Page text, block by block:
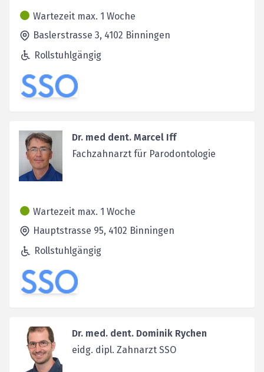
Wartezeit max. 1 Woche
Baslerstrasse 3, 4102 Binningen
Rollstuhlgängig
Dr. med dent. Marcel Iff
Fachzahnarzt für Parodontologie
Wartezeit max. 1 Woche
Hauptstrasse 95, 4102 Binningen
Rollstuhlgängig
Dr. med. dent. Dominik Rychen
eidg. dipl. Zahnarzt SSO